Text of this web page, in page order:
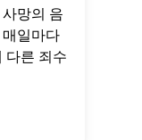
망의 음
일마다
다른 죄수